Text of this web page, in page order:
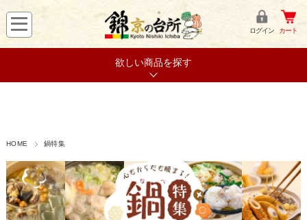
ログイン カート
欲しい商品を探す
HOME 鍋特集